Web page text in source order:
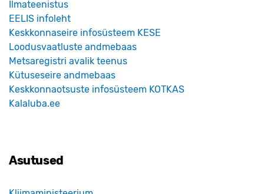
Ilmateenistus
EELIS infoleht
Keskkonnaseire infosüsteem KESE
Loodusvaatluste andmebaas
Metsaregistri avalik teenus
Kütuseseire andmebaas
Keskkonnaotsuste infosüsteem KOTKAS
Kalaluba.ee
Asutused